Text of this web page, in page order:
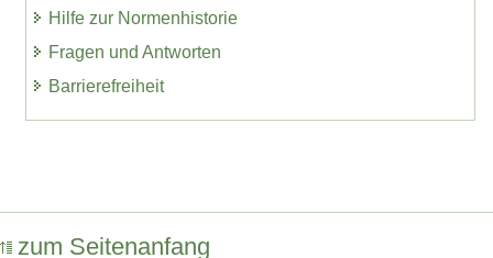
Hilfe zur Normenhistorie
Fragen und Antworten
Barrierefreiheit
zum Seitenanfang